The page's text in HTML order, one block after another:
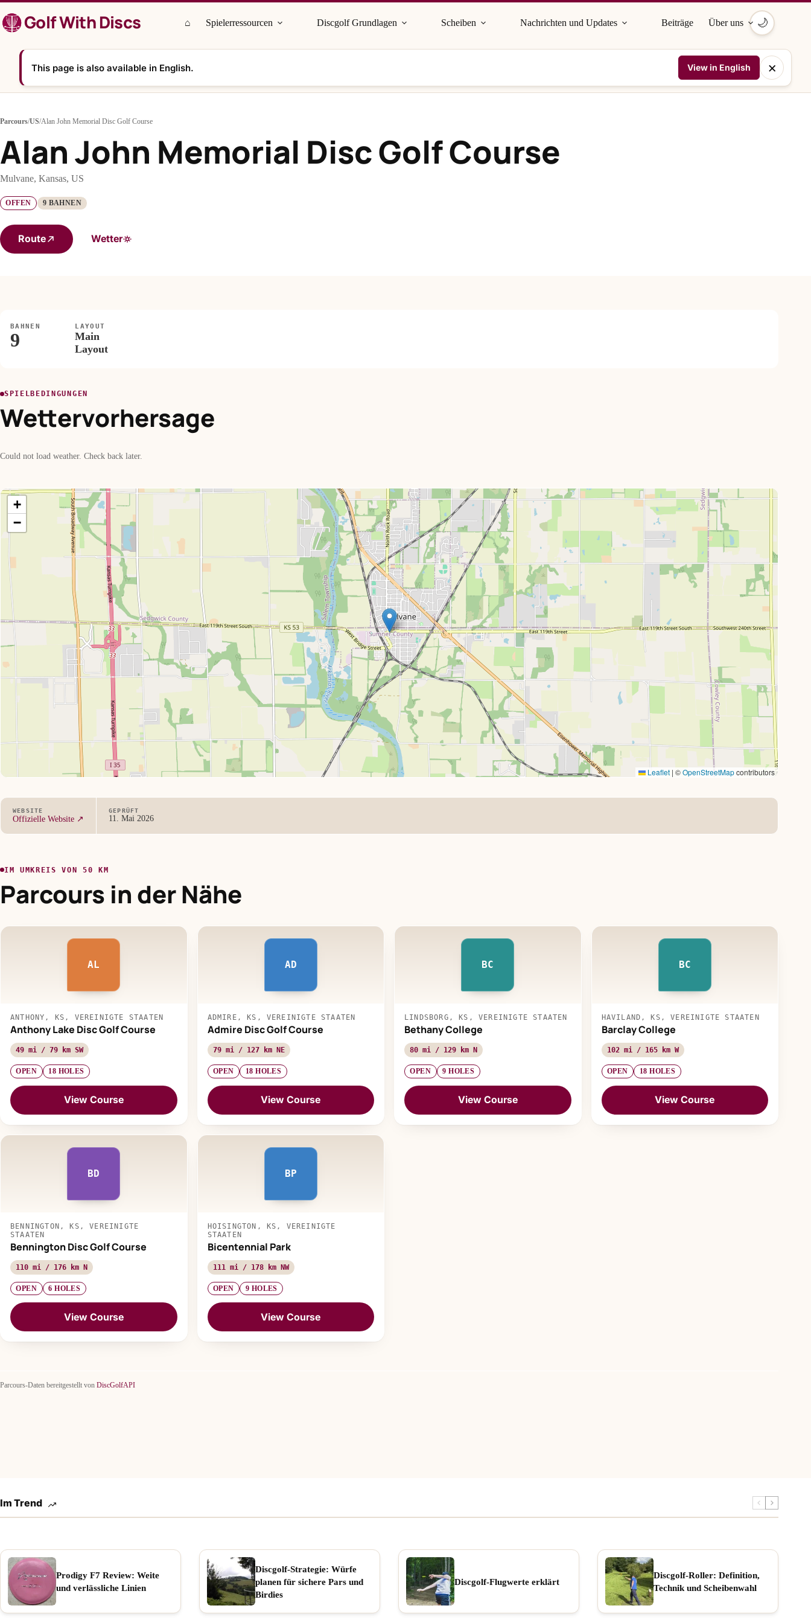
Inhalt
springenGolf With Discs ⌂ Spielerressourcen Discgolf Grundlagen Scheiben Nachrichten und Updates Beiträge Über uns 🌙
This page is also available in English. View in English ×
Parcours/US/Alan John Memorial Disc Golf Course
Alan John Memorial Disc Golf Course
Mulvane, Kansas, US
OFFEN 9 BAHNEN
Route Wetter
BAHNEN
9
LAYOUT
Main
Layout
SPIELBEDINGUNGEN
Wettervorhersage
Could not load weather. Check back later.
+
−
Leaflet | ©OpenStreetMapcontributors
WEBSITE
Offizielle Website ↗
GEPRÜFT
11. Mai 2026
IM UMKREIS VON 50 KM
Parcours in der Nähe
AL
ANTHONY, KS, VEREINIGTE STAATEN
Anthony Lake Disc Golf Course
49 mi / 79 km SW
OPEN 18 HOLES
View Course
AD
ADMIRE, KS, VEREINIGTE STAATEN
Admire Disc Golf Course
79 mi / 127 km NE
OPEN 18 HOLES
View Course
BC
LINDSBORG, KS, VEREINIGTE STAATEN
Bethany College
80 mi / 129 km N
OPEN 9 HOLES
View Course
BC
HAVILAND, KS, VEREINIGTE STAATEN
Barclay College
102 mi / 165 km W
OPEN 18 HOLES
View Course
BD
BENNINGTON, KS, VEREINIGTE
STAATEN
Bennington Disc Golf Course
110 mi / 176 km N
OPEN 6 HOLES
View Course
BP
HOISINGTON, KS, VEREINIGTE
STAATEN
Bicentennial Park
111 mi / 178 km NW
OPEN 9 HOLES
View Course
Parcours-Daten bereitgestellt von DiscGolfAPI
Im Trend
Prodigy F7 Review: Weite
und verlässliche Linien
Discgolf-Strategie: Würfe
planen für sichere Pars und
Birdies
Discgolf-Flugwerte erklärt
Discgolf-Roller: Definition,
Technik und Scheibenwahl